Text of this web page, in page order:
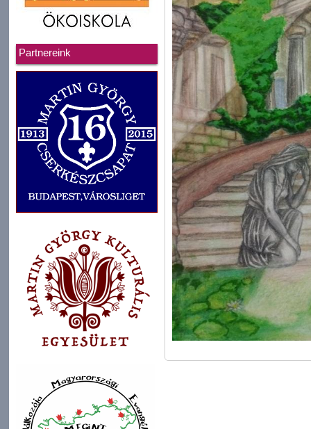
Partnereink